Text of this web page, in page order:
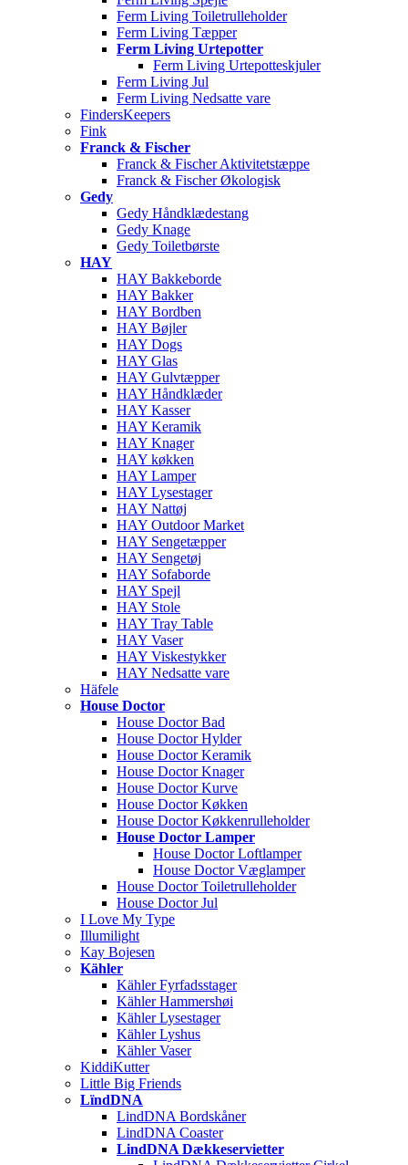
Ferm Living Toiletrulleholder
Ferm Living Tæpper
Ferm Living Urtepotter
Ferm Living Urtepotteskjuler
Ferm Living Jul
Ferm Living Nedsatte vare
FindersKeepers
Fink
Franck & Fischer
Franck & Fischer Aktivitetstæppe
Franck & Fischer Økologisk
Gedy
Gedy Håndklædestang
Gedy Knage
Gedy Toiletbørste
HAY
HAY Bakkeborde
HAY Bakker
HAY Bordben
HAY Bøjler
HAY Dogs
HAY Glas
HAY Gulvtæpper
HAY Håndklæder
HAY Kasser
HAY Keramik
HAY Knager
HAY køkken
HAY Lamper
HAY Lysestager
HAY Nattøj
HAY Outdoor Market
HAY Sengetæpper
HAY Sengetøj
HAY Sofaborde
HAY Spejl
HAY Stole
HAY Tray Table
HAY Vaser
HAY Viskestykker
HAY Nedsatte vare
Häfele
House Doctor
House Doctor Bad
House Doctor Hylder
House Doctor Keramik
House Doctor Knager
House Doctor Kurve
House Doctor Køkken
House Doctor Køkkenrulleholder
House Doctor Lamper
House Doctor Loftlamper
House Doctor Væglamper
House Doctor Toiletrulleholder
House Doctor Jul
I Love My Type
Illumilight
Kay Bojesen
Kähler
Kähler Fyrfadsstager
Kähler Hammershøi
Kähler Lysestager
Kähler Lyshus
Kähler Vaser
KiddiKutter
Little Big Friends
LïndDNA
LindDNA Bordskåner
LindDNA Coaster
LindDNA Dækkeservietter